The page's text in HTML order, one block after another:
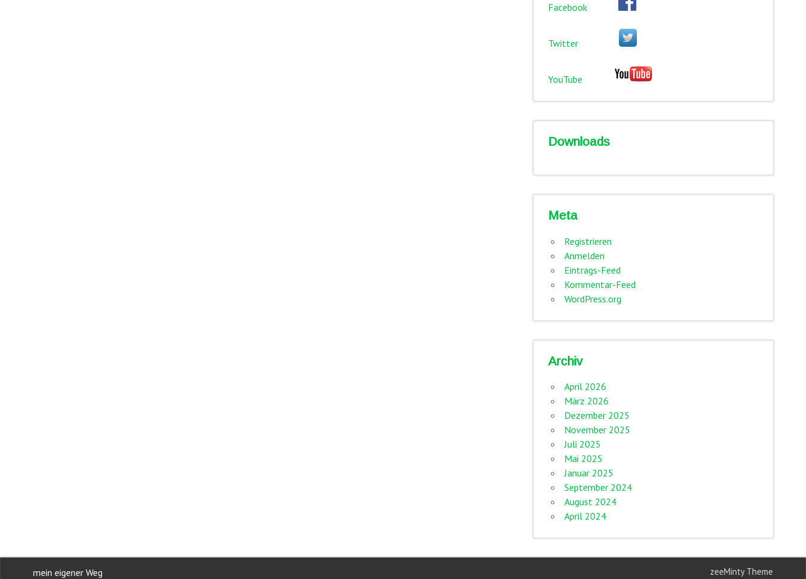
Facebook
Twitter
YouTube
Downloads
Meta
Registrieren
Anmelden
Eintrags-Feed
Kommentar-Feed
WordPress.org
Archiv
April 2026
März 2026
Dezember 2025
November 2025
Juli 2025
Mai 2025
Januar 2025
September 2024
August 2024
April 2024
mein eigener Weg zeeMinty Theme